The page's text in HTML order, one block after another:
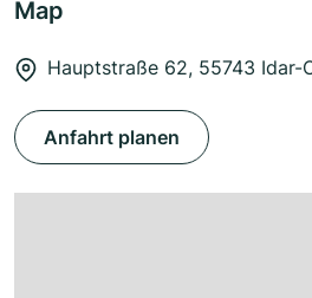
Map
Hauptstraße 62, 55743 Idar-
Anfahrt planen